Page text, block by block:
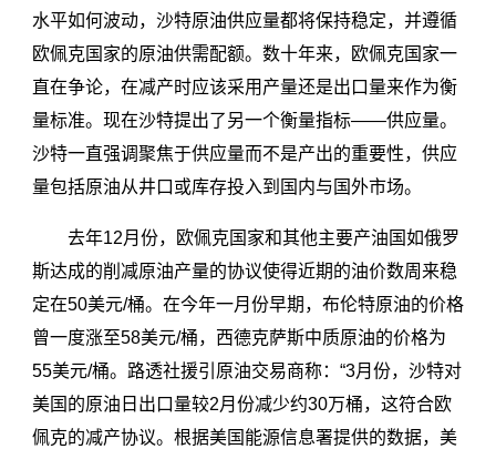
水平如何波动，沙特原油供应量都将保持稳定，并遵循
欧佩克国家的原油供需配额。数十年来，欧佩克国家一
直在争论，在减产时应该采用产量还是出口量来作为衡
量标准。现在沙特提出了另一个衡量指标——供应量。
沙特一直强调聚焦于供应量而不是产出的重要性，供应
量包括原油从井口或库存投入到国内与国外市场。
去年12月份，欧佩克国家和其他主要产油国如俄罗
斯达成的削减原油产量的协议使得近期的油价数周来稳
定在50美元/桶。在今年一月份早期，布伦特原油的价格
曾一度涨至58美元/桶，西德克萨斯中质原油的价格为
55美元/桶。路透社援引原油交易商称：“3月份，沙特对
美国的原油日出口量较2月份减少约30万桶，这符合欧
佩克的减产协议。根据美国能源信息署提供的数据，美